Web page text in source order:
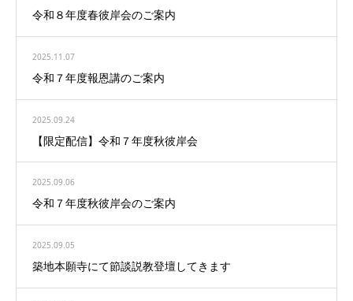
令和８年度春彼岸会のご案内
2025.11.07
令和７年度報恩講のご案内
2025.09.24
【限定配信】令和７年度秋彼岸会
2025.09.06
令和７年度秋彼岸会のご案内
2025.09.05
築地本願寺にて節談説教登壇してきます